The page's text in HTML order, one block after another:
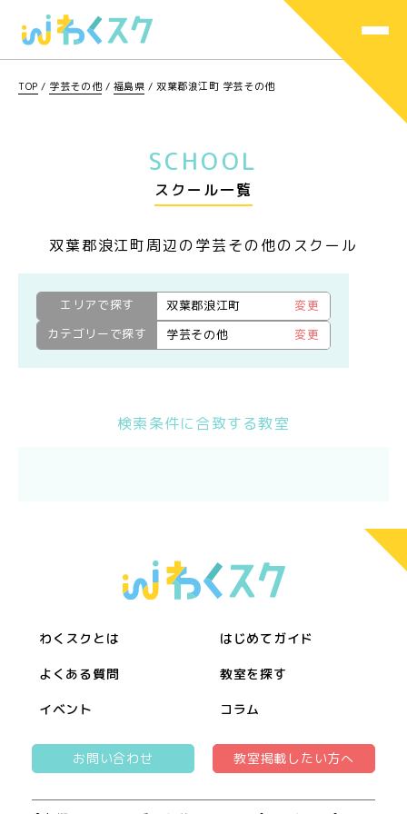
TOP / 学芸その他 / 福島県 /双葉郡浪江町 学芸その他
SCHOOL
スクール一覧
双葉郡浪江町周辺の学芸その他のスクール
エリアで探す 双葉郡浪江町
変更
カテゴリーで探す
学芸その他 変更
検索条件に合致する教室
わくスクとは はじめてガイド
よくある質問 教室を探す
イベント コラム
お問い合わせ 教室掲載したい方へ